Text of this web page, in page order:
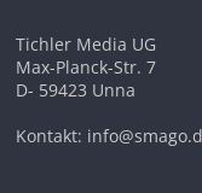
Tichler Media UG
Max-Planck-Str. 7
D- 59423 Unna
Kontakt: